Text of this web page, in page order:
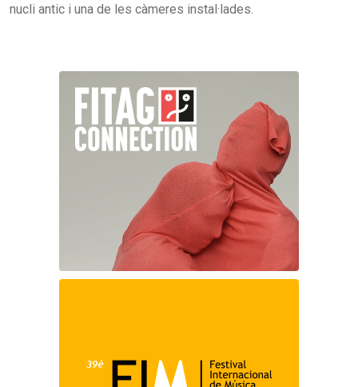
nucli antic i una de les càmeres instal·lades.